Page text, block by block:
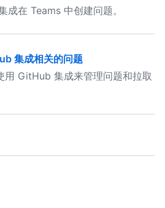
在 Teams 中创建问题。
集成相关的问题
用 GitHub 集成来管理问题和拉取